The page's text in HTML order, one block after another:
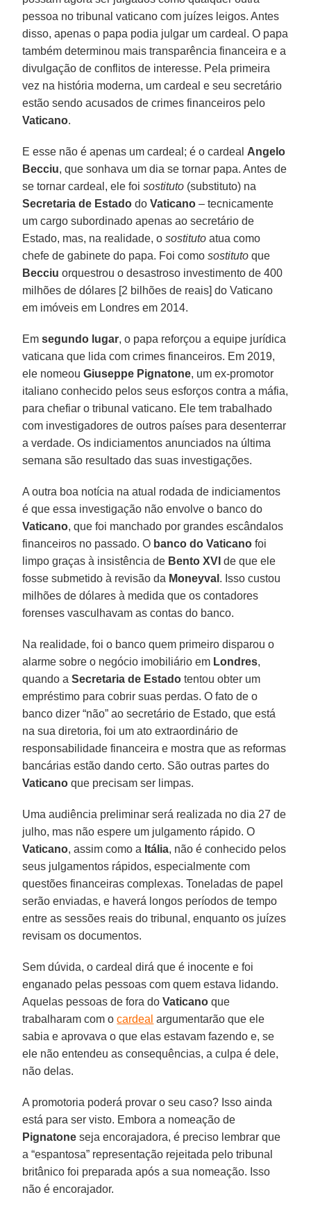
pessoa no tribunal vaticano com juízes leigos. Antes
disso, apenas o papa podia julgar um cardeal. O papa
também determinou mais transparência financeira e a
divulgação de conflitos de interesse. Pela primeira
vez na história moderna, um cardeal e seu secretário
estão sendo acusados de crimes financeiros pelo
Vaticano.
E esse não é apenas um cardeal; é o cardeal Angelo
Becciu, que sonhava um dia se tornar papa. Antes de
se tornar cardeal, ele foisostituto (substituto) na
Secretaria de Estado doVaticano – tecnicamente
um cargo subordinado apenas ao secretário de
Estado, mas, na realidade, osostituto atua como
chefe de gabinete do papa. Foi comosostituto que
Becciu orquestrou o desastroso investimento de 400
milhões de dólares [2 bilhões de reais] do Vaticano
em imóveis em Londres em 2014.
Emsegundo lugar, o papa reforçou a equipe jurídica
vaticana que lida com crimes financeiros. Em 2019,
ele nomeouGiuseppe Pignatone, um ex-promotor
italiano conhecido pelos seus esforços contra a máfia,
para chefiar o tribunal vaticano. Ele tem trabalhado
com investigadores de outros países para desenterrar
a verdade. Os indiciamentos anunciados na última
semana são resultado das suas investigações.
A outra boa notícia na atual rodada de indiciamentos
é que essa investigação não envolve o banco do
Vaticano, que foi manchado por grandes escândalos
financeiros no passado. O banco do Vaticano foi
limpo graças à insistência de Bento XVI de que ele
fosse submetido à revisão da Moneyval . Isso custou
milhões de dólares à medida que os contadores
forenses vasculhavam as contas do banco.
Na realidade, foi o banco quem primeiro disparou o
alarme sobre o negócio imobiliário em Londres,
quando aSecretaria de Estado tentou obter um
empréstimo para cobrir suas perdas. O fato de o
banco dizer “não” ao secretário de Estado, que está
na sua diretoria, foi um ato extraordinário de
responsabilidade financeira e mostra que as reformas
bancárias estão dando certo. São outras partes do
Vaticano que precisam ser limpas.
Uma audiência preliminar será realizada no dia 27 de
julho, mas não espere um julgamento rápido. O
Vaticano, assim como a Itália, não é conhecido pelos
seus julgamentos rápidos, especialmente com
questões financeiras complexas. Toneladas de papel
serão enviadas, e haverá longos períodos de tempo
entre as sessões reais do tribunal, enquanto os juízes
revisam os documentos.
Sem dúvida, o cardeal dirá que é inocente e foi
enganado pelas pessoas com quem estava lidando.
Aquelas pessoas de fora doVaticano que
trabalharam com ocardeal argumentarão que ele
sabia e aprovava o que elas estavam fazendo e, se
ele não entendeu as consequências, a culpa é dele,
não delas.
A promotoria poderá provar o seu caso? Isso ainda
está para ser visto. Embora a nomeação de
Pignatone seja encorajadora, é preciso lembrar que
a “espantosa” representação rejeitada pelo tribunal
britânico foi preparada após a sua nomeação. Isso
não é encorajador.